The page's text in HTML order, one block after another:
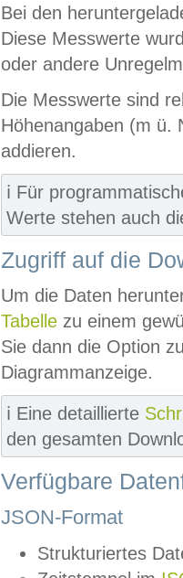
Bei den
Diese Messwerte
oder andere
Die Messwerte sind
Höhenangaben (m ü.
addieren.
ℹ️ Für
Werte stehen auch
Zugriff auf die
Um die Daten
Tabelle zu einem
Sie dann die Option
Diagrammanzeige.
ℹ️ Eine detaillierte
den gesamten
Verfügbare
JSON-Format
Strukturiertes